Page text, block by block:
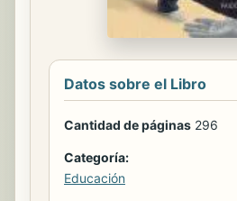
Datos sobre el Libro
Cantidad de páginas 296
Categoría:
Educación